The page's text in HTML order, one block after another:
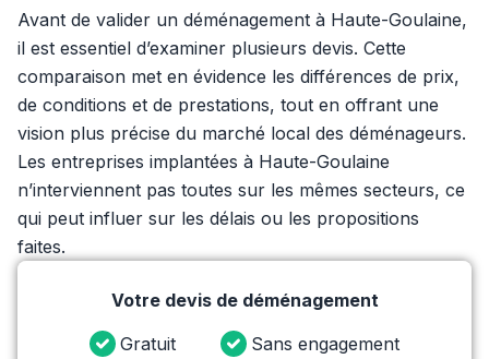
Avant de valider un déménagement à Haute-Goulaine,
il est essentiel d’examiner plusieurs devis. Cette
comparaison met en évidence les différences de prix,
de conditions et de prestations, tout en offrant une
vision plus précise du marché local des déménageurs.
Les entreprises implantées à Haute-Goulaine
n’interviennent pas toutes sur les mêmes secteurs, ce
qui peut influer sur les délais ou les propositions
faites.
Votre devis de déménagement
Gratuit
Sans engagement